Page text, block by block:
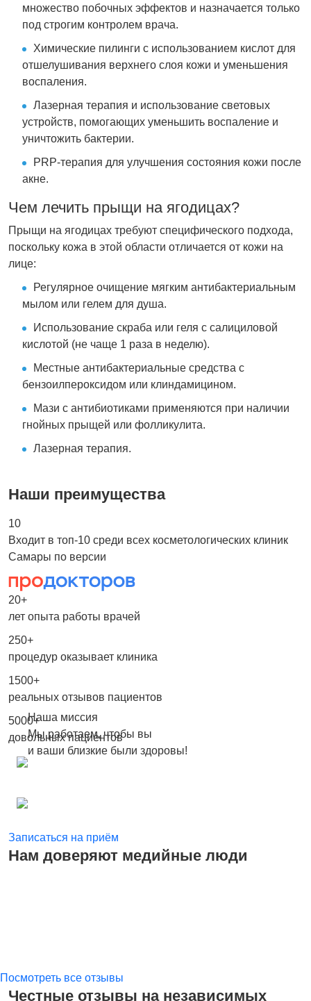
множество побочных эффектов и назначается только
под строгим контролем врача.
Химические пилинги с использованием кислот для
отшелушивания верхнего слоя кожи и уменьшения
воспаления.
Лазерная терапия и использование световых
устройств, помогающих уменьшить воспаление и
уничтожить бактерии.
PRP-терапия для улучшения состояния кожи после
акне.
Чем лечить прыщи на ягодицах?
Прыщи на ягодицах требуют специфического подхода,
поскольку кожа в этой области отличается от кожи на
лице:
Регулярное очищение мягким антибактериальным
мылом или гелем для душа.
Использование скраба или геля с салициловой
кислотой (не чаще 1 раза в неделю).
Местные антибактериальные средства с
бензоилпероксидом или клиндамицином.
Мази с антибиотиками применяются при наличии
гнойных прыщей или фолликулита.
Лазерная терапия.
Наши преимущества
10
Входит в топ-10 среди всех косметологических клиник
Самары по версии
20+
лет опыта работы врачей
250+
процедур оказывает клиника
1500+
реальных отзывов пациентов
5000+
довольных пациентов
Наша миссия
Мы работаем, чтобы вы
и ваши близкие были здоровы!
Записаться на приём
Нам доверяют медийные люди
Посмотреть все отзывы
Честные отзывы на независимых